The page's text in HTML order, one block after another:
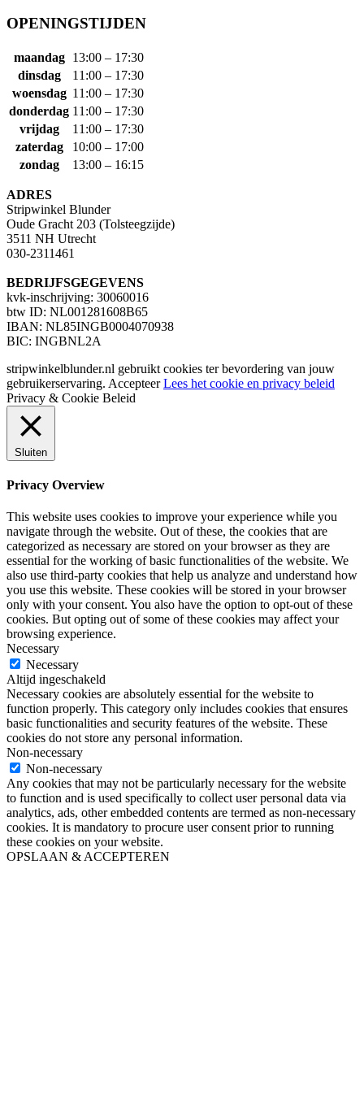
OPENINGSTIJDEN
maandag
13:00 – 17:30
dinsdag
11:00 – 17:30
woensdag 11:00 – 17:30
donderdag 11:00 – 17:30
vrijdag
11:00 – 17:30
zaterdag
10:00 – 17:00
zondag
13:00 – 16:15
ADRES
Stripwinkel Blunder
Oude Gracht 203 (Tolsteegzijde)
3511 NH Utrecht
030-2311461
BEDRIJFSGEGEVENS
kvk-inschrijving: 30060016
btw ID: NL001281608B65
IBAN: NL85INGB0004070938
BIC: INGBNL2A
stripwinkelblunder.nl gebruikt cookies ter bevordering van jouw
gebruikerservaring. Accepteer Lees het cookie en privacy beleid
Privacy & Cookie Beleid
Sluiten
Privacy Overview
This website uses cookies to improve your experience while you
navigate through the website. Out of these, the cookies that are
categorized as necessary are stored on your browser as they are
essential for the working of basic functionalities of the website. We
also use third-party cookies that help us analyze and understand how
you use this website. These cookies will be stored in your browser
only with your consent. You also have the option to opt-out of these
cookies. But opting out of some of these cookies may affect your
browsing experience.
Necessary
Necessary
Altijd ingeschakeld
Necessary cookies are absolutely essential for the website to
function properly. This category only includes cookies that ensures
basic functionalities and security features of the website. These
cookies do not store any personal information.
Non-necessary
Non-necessary
Any cookies that may not be particularly necessary for the website
to function and is used specifically to collect user personal data via
analytics, ads, other embedded contents are termed as non-necessary
cookies. It is mandatory to procure user consent prior to running
these cookies on your website.
OPSLAAN & ACCEPTEREN